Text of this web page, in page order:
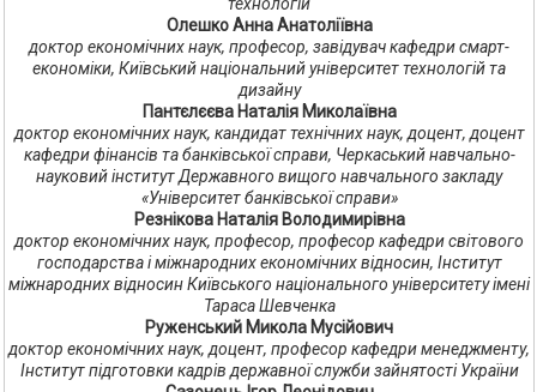
технологій
Олешко Анна Анатоліївна
доктор економічних наук, професор, завідувач кафедри смарт-
економіки, Київський національний університет технологій та
дизайну
Пантєлєєва Наталія Миколаївна
доктор економічних наук, кандидат технічних наук, доцент, доцент
кафедри фінансів та банківської справи, Черкаський навчально-
науковий інститут Державного вищого навчального закладу
«Університет банківської справи»
Резнікова Наталія Володимирівна
доктор економічних наук, професор, професор кафедри світового
господарства і міжнародних економічних відносин, Інститут
міжнародних відносин Київського національного університету імені
Тараса Шевченка
Руженський Микола Мусійович
доктор економічних наук, доцент, професор кафедри менеджменту,
Інститут підготовки кадрів державної служби зайнятості України